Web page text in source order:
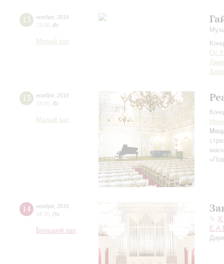
13 ноября 2016
15:00 Вс
Малый зал
От
13 ноября 2016
19:00 Вс
Малый зал
14 ноября 2016
18:30 Пн
Большой зал